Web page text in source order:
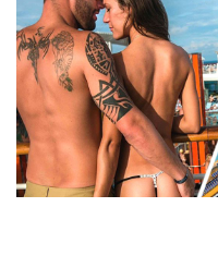
Туризм
Недвижимость
Авто
Здоровье